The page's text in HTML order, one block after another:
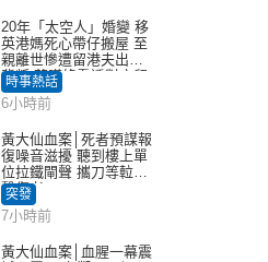
20年「太空人」婚變 移
英港媽死心帶仔搬屋 至
親離世慘遭留港夫出軌
背叛 苦嘆終看透對方留
港「真相」｜Juicy叮
時事熱話
6小時前
黃大仙血案│死者預謀報
復噪音滋擾 聽到樓上單
位拉鐵閘聲 攜刀等𨋢伏
擊傷者
突發
7小時前
黃大仙血案│血腥一幕震